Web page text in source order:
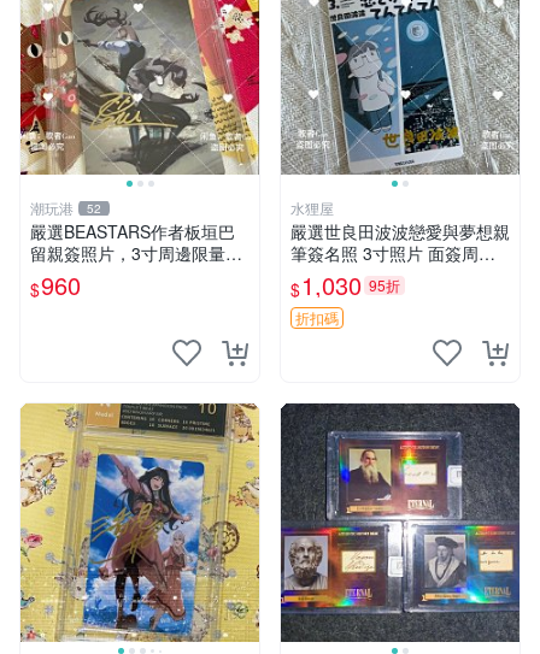
潮玩港 52
嚴選BEASTARS作者板垣巴
留親簽照片，3寸周邊限量收
藏 BEASTARS 作者 經典 細
節收藏
$960
水狸屋
嚴選世良田波波戀愛與夢想親
筆簽名照 3寸照片 面簽周邊
照片卡磚
$1,030 95折
折扣碼